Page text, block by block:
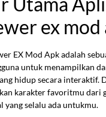
ex mod
EX Mod Apk adalah
untuk menampilkan
hidup secara interaktif.
karakter favoritmu dari
yang selalu ada untukmu.